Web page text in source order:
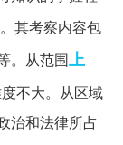
。其考察内容包
。从范围上
不大。从区域
治和法律所占